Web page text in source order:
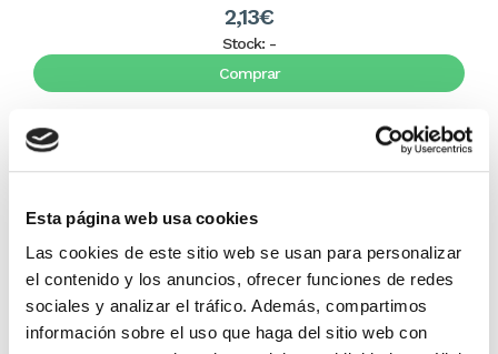
Esta página web usa cookies
Las cookies de este sitio web se usan para personalizar
el contenido y los anuncios, ofrecer funciones de redes
sociales y analizar el tráfico. Además, compartimos
información sobre el uso que haga del sitio web con
2,13€
Stock: -
Comprar